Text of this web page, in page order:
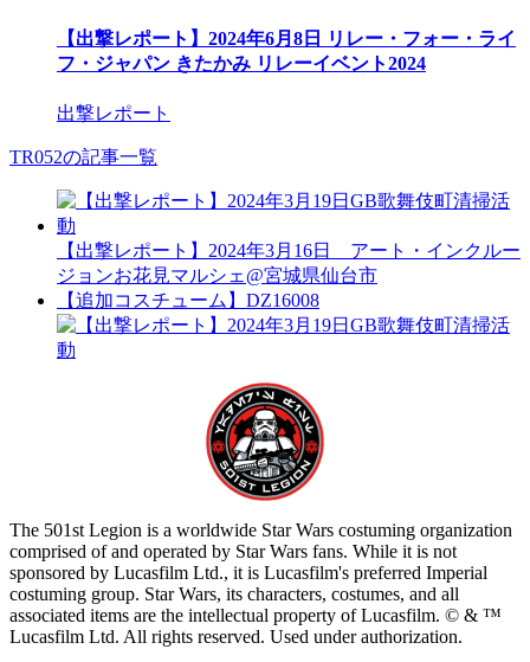
【出撃レポート】2024年6月8日 リレー・フォー・ライ
フ・ジャパン きたかみ リレーイベント2024
出撃レポート
TR052の記事一覧
【出撃レポート】2024年3月16日 アート・インクルー
ジョンお花見マルシェ@宮城県仙台市
【追加コスチューム】DZ16008
The 501st Legion is a worldwide Star Wars costuming organization
comprised of and operated by Star Wars fans. While it is not
sponsored by Lucasfilm Ltd., it is Lucasfilm's preferred Imperial
costuming group. Star Wars, its characters, costumes, and all
associated items are the intellectual property of Lucasfilm. © & ™
Lucasfilm Ltd. All rights reserved. Used under authorization.